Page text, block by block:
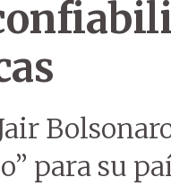
para su